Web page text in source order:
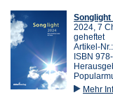
Songlight
2024, 7
geheftet
Artikel-
ISBN
Mehr